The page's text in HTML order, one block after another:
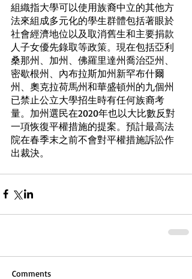
組織指大學可以使用族裔中立的其他方
法來組成多元化的學生群體包括著眼於
社會經濟地位以及取消舊生和主要捐款
人子女優先錄取等政策。現在包括亞利
桑那州、加州、佛羅里達州喬治亞州、
密歇根州、內布拉斯加州新罕布什爾
州、奧克拉荷馬州和華盛頓州的九個州
已禁止公立大學招生時有任何族裔考
量。加州選民在2020年也以大比數反對
一項恢復平權措施的提案。預計最高法
院在春季末之前不會對平權措施訴訟作
出裁決。
Comments